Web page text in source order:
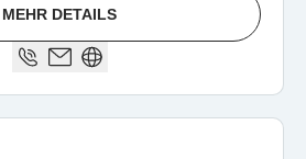
MEHR DETAILS